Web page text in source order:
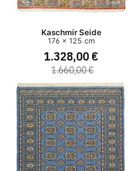
Kaschmir Seide
176 x 125 cm
1.328,00 €
1.660,00 €